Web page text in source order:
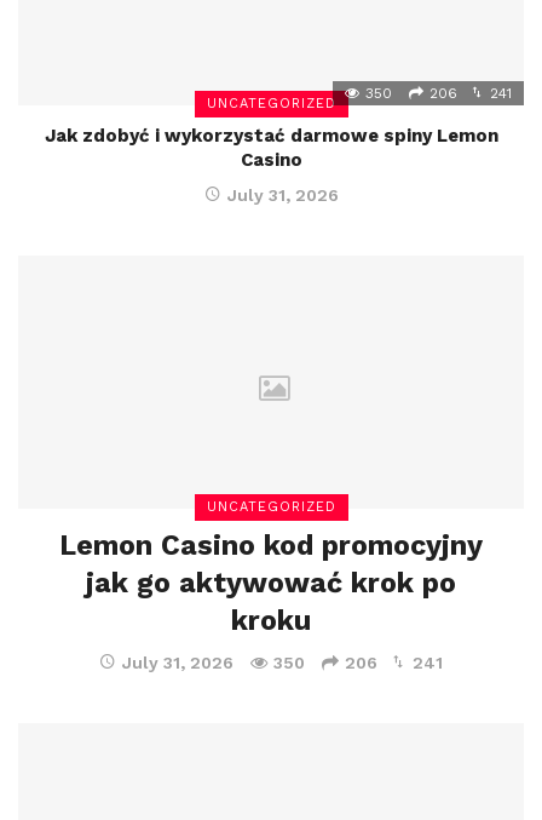
UNCATEGORIZED
350 206 241
Jak zdobyć i wykorzystać darmowe spiny Lemon
Casino
July 31, 2026
UNCATEGORIZED
Lemon Casino kod promocyjny
jak go aktywować krok po
kroku
July 31, 2026 350 206 241